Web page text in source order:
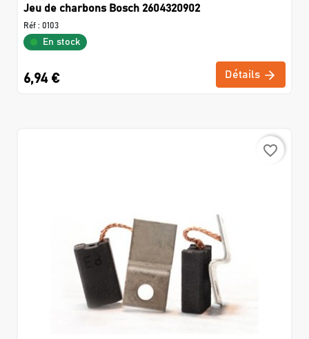
Jeu de charbons Bosch 2604320902
Réf : 0103
En stock
6,94 € Détails
favorite_border